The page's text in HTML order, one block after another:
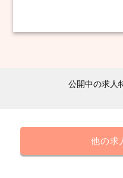
公開中の求人
他の求